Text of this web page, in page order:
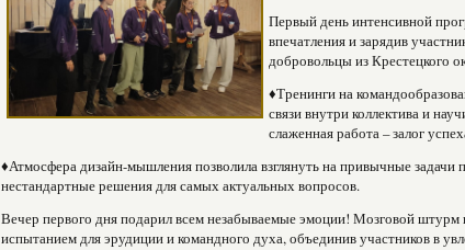
Первый день интенсивной
впечатления и зарядив
добровольцы из Крестецкого
♦Тренинги на
связи внутри коллектива и
слаженная работа – залог
♦Атмосфера дизайн-мышления позволила взглянуть на привычные
нестандартные решения для самых актуальных вопросов.
Вечер первого дня подарил всем незабываемые эмоции! Мозговой штурм
испытанием для эрудиции и командного духа, объединив участников в